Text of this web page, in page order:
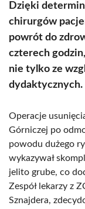
Dzięki
chirurgów
powrót do
czterech
nie tylko ze
dydaktycznych.
Operacje
Górniczej po
powodu dużego
wykazywał
jelito grube, co
Zespół lekarzy z
Sznajdera,